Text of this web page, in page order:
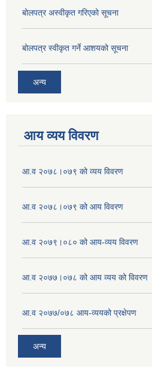
बोलपत्र अस्वीकृत गरिएको सूचना
बोलपत्र स्वीकृत गर्ने आशयको सूचना
अन्य
आय व्यय विवरण
आ.व २०७८।०७९ को व्यय विवरण
आ.व २०७८।०७९ को आय विवरण
आ.व २०७९।०८० को आय-व्यय विवरण
आ.व २०७७।०७८ को आय व्यय को विवरण
आ.व २०७७/०७८ आय-व्ययको प्रक्षेपण
अन्य